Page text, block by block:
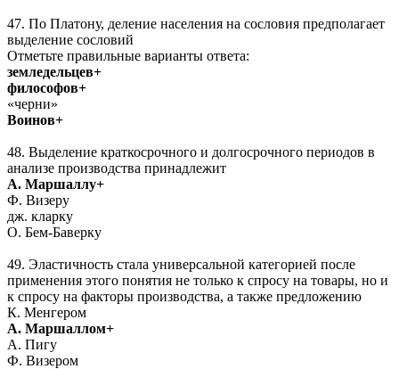
47. По Платону, деление населения на сословия предполагает
выделение сословий
Отметьте правильные варианты ответа:
земледельцев+
философов+
«черни»
Воинов+
48. Выделение краткосрочного и долгосрочного периодов в
анализе производства принадлежит
А. Маршаллу+
Ф. Визеру
дж. кларку
О. Бем-Баверку
49. Эластичность стала универсальной категорией после
применения этого понятия не только к спросу на товары, но и
к спросу на факторы производства, а также предложению
К. Менгером
А. Маршаллом+
А. Пигу
Ф. Визером